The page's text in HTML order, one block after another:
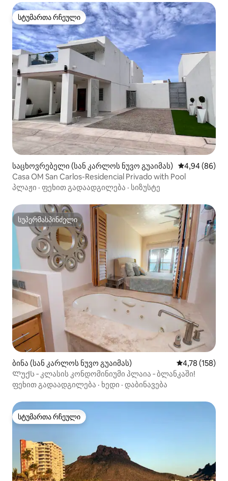
სტუმართა რჩეული
სტუმართა რჩეული
საცხოვრებელი (სან კარლოს ნუვო გუაიმას) საშუალო
4,94 (86)
Casa OM San Carlos-Residencial Privado with Pool
პლაჟი · ფეხით გადაადგილება · სიზუსტე
სუპერმასპინძელი
სუპერმასპინძელი
ბინა (სან კარლოს ნუვო გუაიმას) საშუალო
4,78 (158)
Ლუქს ‑ კლასის კონდომინიუმი პლაია ‑ ბლანკაში!
ფეხით გადაადგილება · ხედი · დაბინავება
სტუმართა რჩეული
სტუმართა რჩეული